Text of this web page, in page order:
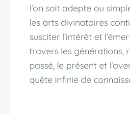
l'on soit adepte ou
les arts divinatoires
susciter l'intérêt et
travers les générations,
passé, le présent et
quête infinie de